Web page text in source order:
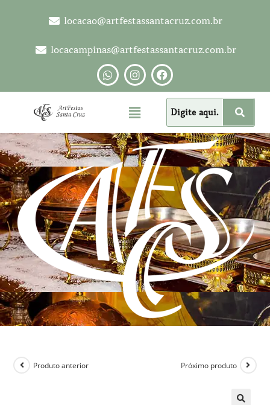
locacao@artfestassantacruz.com.br
locacampinas@artfestassantacruz.com.br
Produto anterior Próximo produto